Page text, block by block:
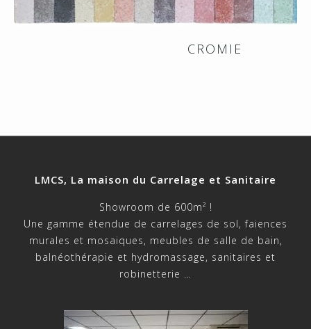
CROMIE
LMCS, La maison du Carrelage et Sanitaire
Showroom de 600m² !
Une gamme étendue de carrelages de sol, faiences
murales et mosaiques, meubles de salle de bain,
balnéothérapie et hydromassage, sanitaires et
robinetterie …